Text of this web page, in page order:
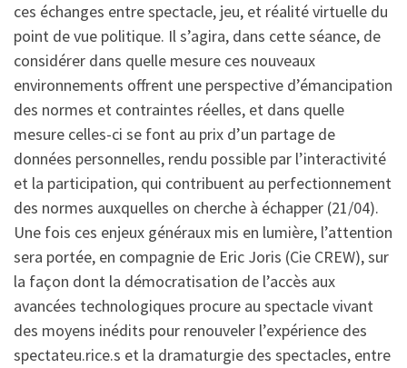
ces échanges entre spectacle, jeu, et réalité virtuelle du
point de vue politique. Il s’agira, dans cette séance, de
considérer dans quelle mesure ces nouveaux
environnements offrent une perspective d’émancipation
des normes et contraintes réelles, et dans quelle
mesure celles-ci se font au prix d’un partage de
données personnelles, rendu possible par l’interactivité
et la participation, qui contribuent au perfectionnement
des normes auxquelles on cherche à échapper (21/04).
Une fois ces enjeux généraux mis en lumière, l’attention
sera portée, en compagnie de Eric Joris (Cie CREW), sur
la façon dont la démocratisation de l’accès aux
avancées technologiques procure au spectacle vivant
des moyens inédits pour renouveler l’expérience des
spectateu.rice.s et la dramaturgie des spectacles, entre